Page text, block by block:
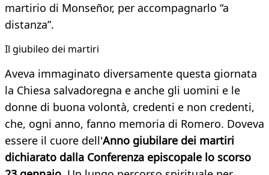
martirio di Monseñor, per accompagnarlo “a
distanza”.
Il giubileo dei martiri
Aveva immaginato diversamente questa giornata
la Chiesa salvadoregna e anche gli uomini e le
donne di buona volontà, credenti e non credenti,
che, ogni anno, fanno memoria di Romero. Doveva
essere il cuore dell'Anno giubilare dei martiri
dichiarato dalla Conferenza episcopale lo scorso